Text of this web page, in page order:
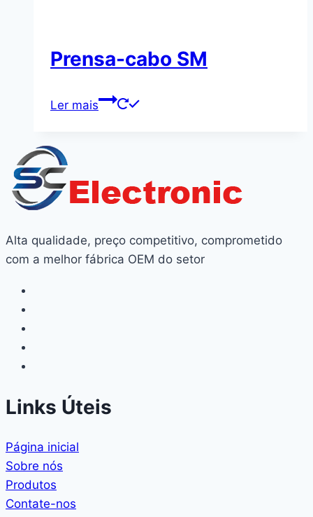
Prensa-cabo SM
Ler mais
Alta qualidade, preço competitivo, comprometido
com a melhor fábrica OEM do setor
Links Úteis
Página inicial
Sobre nós
Produtos
Contate-nos